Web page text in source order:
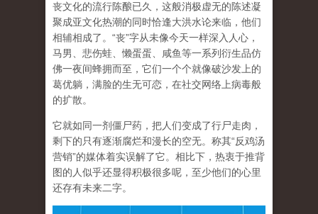
丧文化的流行陈酿已久，这般消极虚无的陈述凝
聚成亚文化热潮的同时恰逢大洪水论来临，他们
相辅相成了。“丧”字从未像今天一样深入人心，
马男、悲伤蛙、懒蛋蛋、咸鱼等一系列衍生品仿
佛一夜间蜂拥而至，它们一个个就像破沙发上的
葛优躺，满脸的生无可恋，在社交网络上病毒般
的扩散。
它就如同一剂僵尸药，把人们变成了行尸走肉，
剩下的只有逐渐腐烂和漫长的空无。称其“反鸡汤
营销”的媒体着实误解了它。相比下，热衷于推背
图的人似乎还显得积极很多呢，至少他们的心里
还存有未来二字。